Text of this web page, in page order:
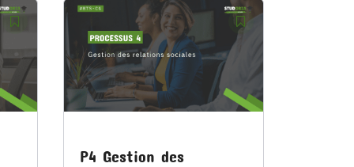
P4 Gestion des